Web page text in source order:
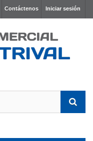
Iniciar sesión
Contáctenos